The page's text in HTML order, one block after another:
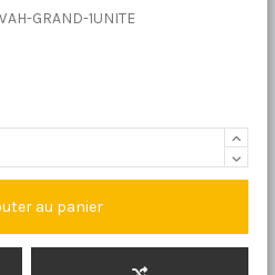
GRAND-1UNITE
au panier